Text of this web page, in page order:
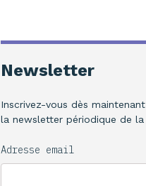
Newsletter
Inscrivez-vous dès
la newsletter périodique de la
Adresse email